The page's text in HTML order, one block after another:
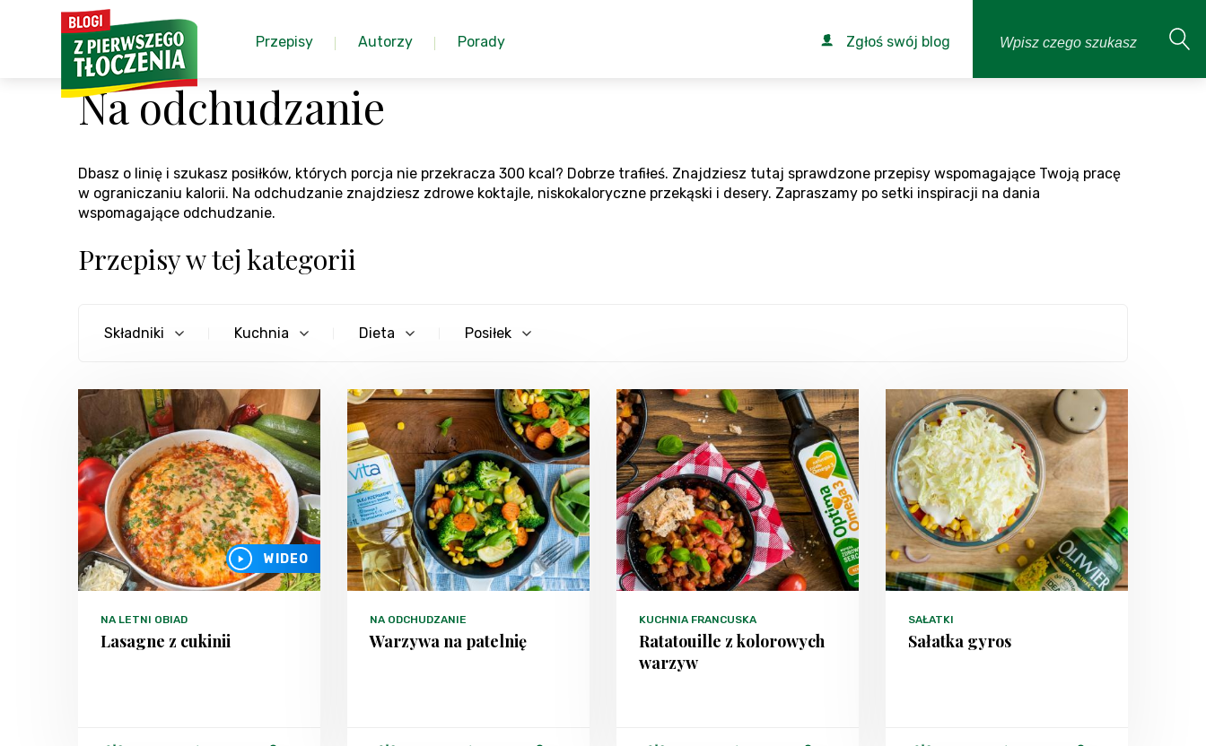
Przepisy Autorzy Porady Zgłoś swój blog
Na odchudzanie
Dbasz o linię i szukasz posiłków, których porcja nie przekracza 300 kcal? Dobrze trafiłeś. Znajdziesz tutaj sprawdzone przepisy wspomagające Twoją pracę
w ograniczaniu kalorii. Na odchudzanie znajdziesz zdrowe koktajle, niskokaloryczne przekąski i desery. Zapraszamy po setki inspiracji na dania
wspomagające odchudzanie.
Przepisy w tej kategorii
Składniki Kuchnia Dieta Posiłek
WIDEO
NA LETNI OBIAD
Lasagne z cukinii
NA ODCHUDZANIE
Warzywa na patelnię
KUCHNIA FRANCUSKA
Ratatouille z kolorowych
warzyw
SAŁATKI
Sałatka gyros